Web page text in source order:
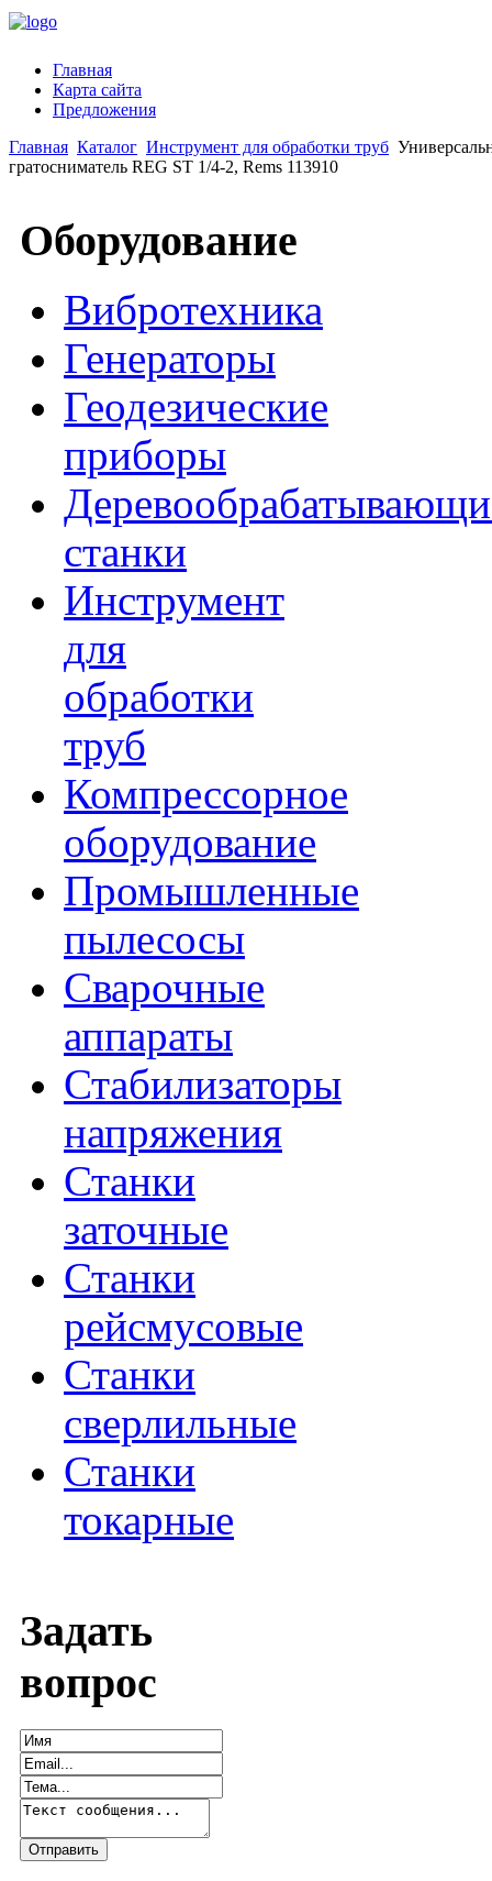
Главная
Карта сайта
Предложения
Главная Каталог Инструмент для обработки труб
гратосниматель REG ST 1/4-2, Rems 113910
Оборудование
Вибротехника
Генераторы
Геодезические
приборы
станки
Инструмент
для
обработки
труб
Компрессорное
оборудование
Промышленные
пылесосы
Сварочные
аппараты
Стабилизаторы
напряжения
Станки
заточные
Станки
рейсмусовые
Станки
сверлильные
Станки
токарные
Задать
вопрос